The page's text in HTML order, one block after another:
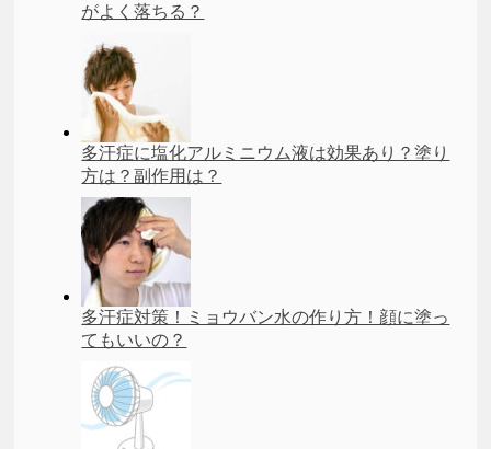
がよく落ちる？
多汗症に塩化アルミニウム液は効果あり？塗り
方は？副作用は？
多汗症対策！ミョウバン水の作り方！顔に塗っ
てもいいの？